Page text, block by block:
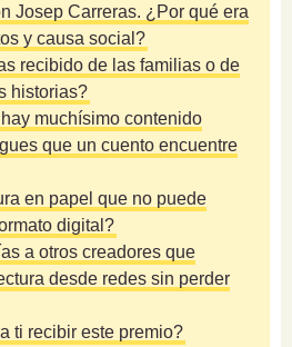
Josep Carreras. ¿Por qué era
y causa social?
recibido de las familias o de
historias?
muchísimo contenido
que un cuento encuentre
en papel que no puede
digital?
a otros creadores que
desde redes sin perder
ti recibir este premio?